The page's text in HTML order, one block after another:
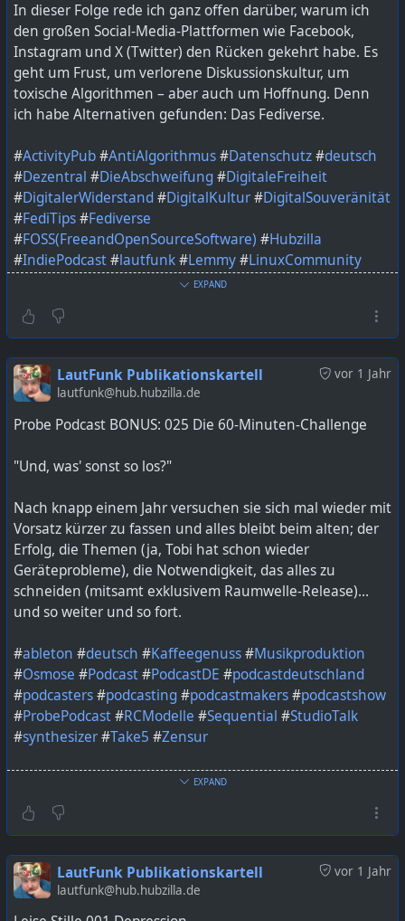
So macht man sich als Netzwerk nicht nur unattraktiv,
sondern schließt genau die Menschen aus, die durch
Inhalte Vielfalt und Perspektiven schaffen.
Ich finde: Wer Inhalte zur Diskussion beiträgt, sollte nicht
#DigitaleVielfalt#Podcast#FacebookWiderspruch
#DieAbschweifung#fediverse
In dieser Folge rede ich ganz offen darüber, warum ich
den großen Social-Media-Plattformen wie Facebook,
Instagram und X (Twitter) den Rücken gekehrt habe. Es
geht um Frust, um verlorene Diskussionskultur, um
toxische Algorithmen – aber auch um Hoffnung. Denn
ich habe Alternativen gefunden: Das Fediverse.
#ActivityPub#AntiAlgorithmus#Datenschutz#deutsch
#Dezentral #DieAbschweifung#DigitaleFreiheit
#DigitalerWiderstand#DigitalKultur#DigitalSouveränität
#FediTips#Fediverse
#FOSS(FreeandOpenSourceSoftware) #Hubzilla
#IndiePodcast#lautfunk#Lemmy#LinuxCommunity
Medienkritik#Misskey
PodcastDeutsch
#podcasting#PodcastLiebe#podcastmakers
#podcastshow#Selfhosting#SozialeNetzwerke
#TechEthik#WegVonBigTech
Bild KI generiert mit ChatGPT
https://lautfunk.uber.space/podcast/die-abschweifung-
EXPAND
vor 1 Jahr
LautFunk Publikationskartell
lautfunk@hub.hubzilla.de
Probe Podcast BONUS: 025 Die 60-Minuten-Challenge
"Und, was' sonst so los?"
Nach knapp einem Jahr versuchen sie sich mal wieder mit
Vorsatz kürzer zu fassen und alles bleibt beim alten; der
Erfolg, die Themen (ja, Tobi hat schon wieder
Geräteprobleme), die Notwendigkeit, das alles zu
schneiden (mitsamt exklusivem Raumwelle-Release)...
und so weiter und so fort.
#ableton #deutsch #Kaffeegenuss#Musikproduktion
#Osmose #Podcast#PodcastDE #podcastdeutschland
#podcasters#podcasting#podcastmakers#podcastshow
#ProbePodcast#RCModelle #Sequential #StudioTalk
#synthesizer#Take5 #Zensur
Bild KI generiert mit ChatGPT
https://lautfunk.uber.space/probepodcast/probe-
podcast-bonus-025-die-60-minuten-challenge/
EXPAND
vor 1 Jahr
LautFunk Publikationskartell
lautfunk@hub.hubzilla.de